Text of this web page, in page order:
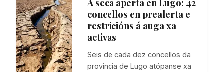
A seca aperta en Lugo: 42
concellos en prealerta e
restricións á auga xa
activas
Seis de cada dez concellos da
provincia de Lugo atópanse xa